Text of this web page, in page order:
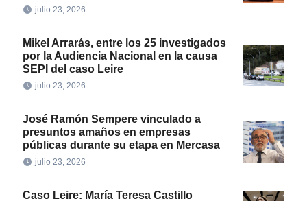
julio 23, 2026
Mikel Arrarás, entre los 25 investigados
por la Audiencia Nacional en la causa
SEPI del caso Leire
julio 23, 2026
José Ramón Sempere vinculado a
presuntos amaños en empresas
públicas durante su etapa en Mercasa
julio 23, 2026
Caso Leire: María Teresa Castillo